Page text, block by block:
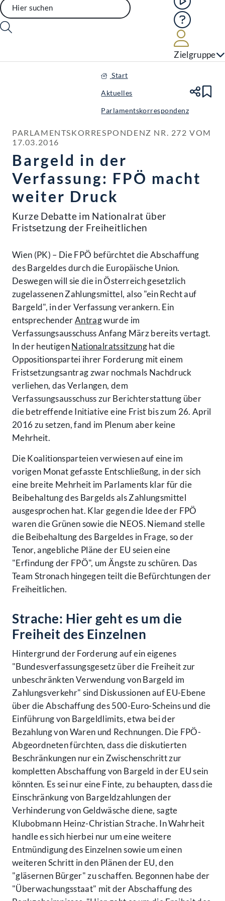
Hilfe
Zielgruppe
Start
Aktuelles
Parlamentskorrespondenz
PARLAMENTSKORRESPONDENZ NR. 272 VOM
17.03.2016
Bargeld in der
Verfassung: FPÖ macht
weiter Druck
Kurze Debatte im Nationalrat über
Fristsetzung der Freiheitlichen
Wien (PK) – Die FPÖ befürchtet die Abschaffung
des Bargeldes durch die Europäische Union.
Deswegen will sie die in Österreich gesetzlich
zugelassenen Zahlungsmittel, also "ein Recht auf
Bargeld", in der Verfassung verankern. Ein
entsprechenderAntragwurde im
Verfassungsausschuss Anfang März bereits vertagt.
In der heutigenNationalratssitzunghat die
Oppositionspartei ihrer Forderung mit einem
Fristsetzungsantrag zwar nochmals Nachdruck
verliehen, das Verlangen, dem
Verfassungsausschuss zur Berichterstattung über
die betreffende Initiative eine Frist bis zum 26. April
2016 zu setzen, fand im Plenum aber keine
Mehrheit.
Die Koalitionsparteien verwiesen auf eine im
vorigen Monat gefasste Entschließung, in der sich
eine breite Mehrheit im Parlaments klar für die
Beibehaltung des Bargelds als Zahlungsmittel
ausgesprochen hat. Klar gegen die Idee der FPÖ
waren die Grünen sowie die NEOS. Niemand stelle
die Beibehaltung des Bargeldes in Frage, so der
Tenor, angebliche Pläne der EU seien eine
"Erfindung der FPÖ", um Ängste zu schüren. Das
Team Stronach hingegen teilt die Befürchtungen der
Freiheitlichen.
Strache: Hier geht es um die
Freiheit des Einzelnen
Hintergrund der Forderung auf ein eigenes
"Bundesverfassungsgesetz über die Freiheit zur
unbeschränkten Verwendung von Bargeld im
Zahlungsverkehr" sind Diskussionen auf EU-Ebene
über die Abschaffung des 500-Euro-Scheins und die
Einführung von Bargeldlimits, etwa bei der
Bezahlung von Waren und Rechnungen. Die FPÖ-
Abgeordneten fürchten, dass die diskutierten
Beschränkungen nur ein Zwischenschritt zur
kompletten Abschaffung von Bargeld in der EU sein
könnten. Es sei nur eine Finte, zu behaupten, dass die
Einschränkung von Bargeldzahlungen der
Verhinderung von Geldwäsche diene, sagte
Klubobmann Heinz-Christian Strache. In Wahrheit
handle es sich hierbei nur um eine weitere
Entmündigung des Einzelnen sowie um einen
weiteren Schritt in den Plänen der EU, den
"gläsernen Bürger" zu schaffen. Begonnen habe der
"Überwachungsstaat" mit der Abschaffung des